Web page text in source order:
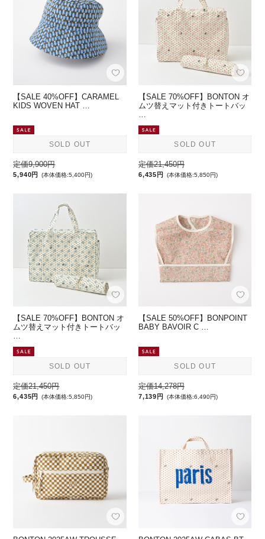
【SALE 40%OFF】CARAMEL
KIDS WOVEN HAT …
SOLD OUT
定価9,900円
5,940円 (本体価格:5,400円)
【SALE 70%OFF】BONTON オ
ムツ替えマット付きトートバッ
SOLD OUT
定価21,450円
6,435円 (本体価格:5,850円)
【SALE 70%OFF】BONTON オ
ムツ替えマット付きトートバッ
…
SOLD OUT
定価21,450円
6,435円 (本体価格:5,850円)
【SALE 50%OFF】BONPOINT
BABY BAVOIR C …
SOLD OUT
定価14,278円
7,139円 (本体価格:6,490円)